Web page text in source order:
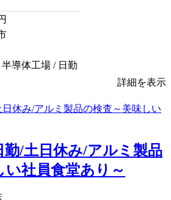
導体工場 / 日勤
詳細を表示
/土日休み/アルミ製品
い社員食堂あり～